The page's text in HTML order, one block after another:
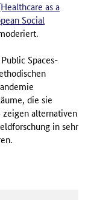
as a
Social
Spaces-
die sie
zeigen alternativen
in sehr